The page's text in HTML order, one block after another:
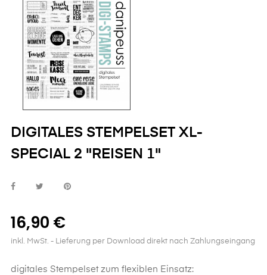
DIGITALES STEMPELSET XL-
SPECIAL 2 "REISEN 1"
16,90 €
inkl. MwSt. - Lieferung per Download direkt nach Zahlungseingang
digitales Stempelset zum flexiblen Einsatz: